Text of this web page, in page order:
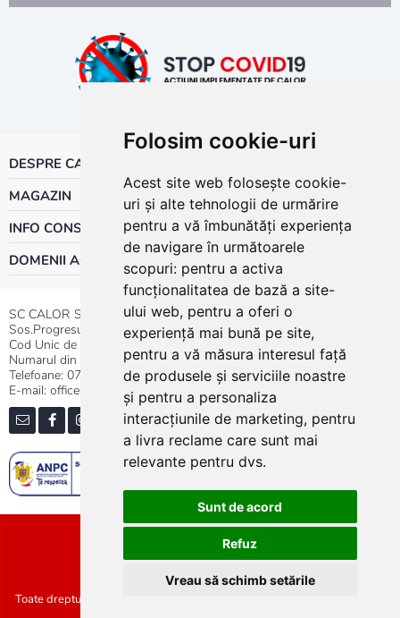
Folosim cookie-uri
Acest site web folosește cookie-
uri și alte tehnologii de urmărire
pentru a vă îmbunătăți experiența
de navigare în următoarele
scopuri: pentru a activa
funcționalitatea de bază a site-
ului web, pentru a oferi o
experiență mai bună pe site,
pentru a vă măsura interesul față
de produsele și serviciile noastre
și pentru a personaliza
interacțiunile de marketing, pentru
a livra reclame care sunt mai
relevante pentru dvs.
Sunt de acord
Refuz
Vreau să schimb setările
DESPRE CALOR
MAGAZIN
INFO CONSUMATOR
DOMENII ACTIVITATE
SC CALOR SRL
Sos.Progresului nr.30-40, Sector 5, Bucuresti
Cod Unic de Inregistrare: RO 3004724
Numarul din Registrul Comertului:J40/13176/1991
Telefoane: 0737.23.44.44|021.411.44.44
E-mail: office@calor.ro
Toate drepturile rezervate SC Calor SRL :: Copyright 2021 :: Realizat de